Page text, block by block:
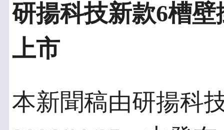
研揚科技新款6槽
上市
本新聞稿由研揚科